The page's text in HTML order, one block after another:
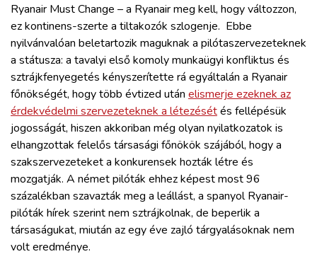
Ryanair Must Change – a Ryanair meg kell, hogy változzon,
ez kontinens-szerte a tiltakozók szlogenje. Ebbe
nyilvánvalóan beletartozik maguknak a pilótaszervezeteknek
a státusza: a tavalyi első komoly munkaügyi konfliktus és
sztrájkfenyegetés kényszerítette rá egyáltalán a Ryanair
főnökségét, hogy több évtized után elismerje ezeknek az
érdekvédelmi szervezeteknek a létezésétés fellépésük
jogosságát, hiszen akkoriban még olyan nyilatkozatok is
elhangzottak felelős társasági főnökök szájából, hogy a
szakszervezeteket a konkurensek hozták létre és
mozgatják. A német pilóták ehhez képest most 96
százalékban szavazták meg a leállást, a spanyol Ryanair-
pilóták hírek szerint nem sztrájkolnak, de beperlik a
társaságukat, miután az egy éve zajló tárgyalásoknak nem
volt eredménye.